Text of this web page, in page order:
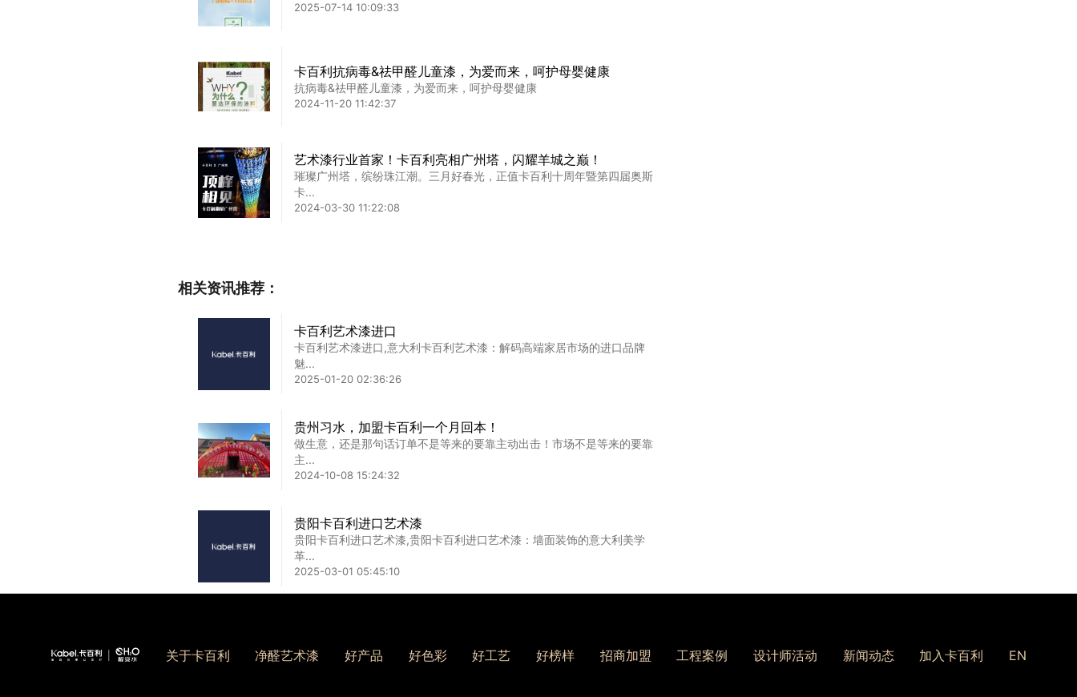
2025-07-14 10:09:33
卡百利抗病毒&祛甲醛儿童漆，为爱而来，呵护母婴健康
抗病毒&祛甲醛儿童漆，为爱而来，呵护母婴健康
2024-11-20 11:42:37
艺术漆行业首家！卡百利亮相广州塔，闪耀羊城之巅！
璀璨广州塔，缤纷珠江潮。三月好春光，正值卡百利十周年暨第四届奥斯
卡...
2024-03-30 11:22:08
聚焦·深耕·微雕——卡百利艺术涂料浙江经销商会议召开
4月14日，卡百利浙江地区经销商研讨会顺利召开，卡百利CDO首席数...
卡百利携手蔚来汽车、大自然家居打造“616宠父节”联盟活动
近日，卡百利净醛艺术漆携手大自然家居、蔚来汽车等知名品牌，共同开
启...
相关资讯推荐：
卡百利艺术漆进口
卡百利艺术漆进口,意大利卡百利艺术漆：解码高端家居市场的进口品牌
魅...
2025-01-20 02:36:26
贵州习水，加盟卡百利一个月回本！
做生意，还是那句话订单不是等来的要靠主动出击！市场不是等来的要靠
主...
2024-10-08 15:24:32
贵阳卡百利进口艺术漆
贵阳卡百利进口艺术漆,贵阳卡百利进口艺术漆：墙面装饰的意大利美学
革...
2025-03-01 05:45:10
2026-03-03 09:04:20
关于卡百利 净醛艺术漆 好产品 好色彩 好工艺 好榜样 招商加盟 工程案例 设计师活动 新闻动态 加入卡百利 EN